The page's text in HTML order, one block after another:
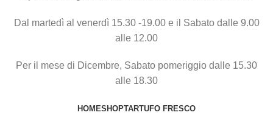
Dal martedì al venerdì 15.30 -19.00 e il Sabato dalle 9.00
alle 12.00
Per il mese di Dicembre, Sabato pomeriggio dalle 15.30
alle 18.30
HOMESHOPTARTUFO FRESCO